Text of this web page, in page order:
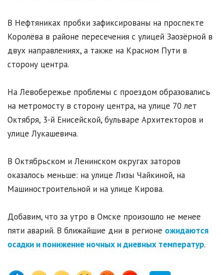
В Нефтяниках пробки зафиксированы на проспекте
Королёва в районе пересечения с улицей Заозёрной в
двух направлениях, а также на Красном Пути в
сторону центра.
На Левобережье проблемы с проездом образовались
на метромосту в сторону центра, на улице 70 лет
Октября, 3-й Енисейской, бульваре Архитекторов и
улице Лукашевича.
В Октябрьском и Ленинском округах заторов
оказалось меньше: на улице Лизы Чайкиной, на
Машиностроительной и на улице Кирова.
Добавим, что за утро в Омске произошло не менее
пяти аварий. В ближайшие дни в регионе ожидаются
осадки и понижение ночных и дневных температур.